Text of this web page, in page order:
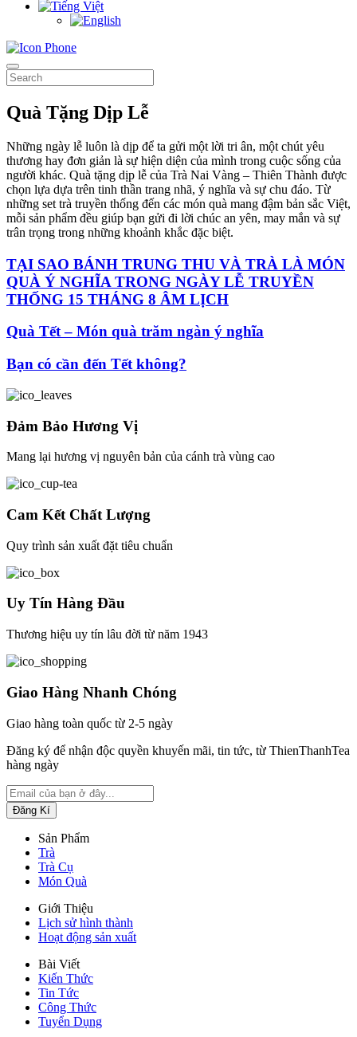
Quà Tặng Dịp Lễ
Những ngày lễ luôn là dịp để ta gửi một lời tri ân, một chút yêu
thương hay đơn giản là sự hiện diện của mình trong cuộc sống của
người khác. Quà tặng dịp lễ của Trà Nai Vàng – Thiên Thành được
chọn lựa dựa trên tinh thần trang nhã, ý nghĩa và sự chu đáo. Từ
những set trà truyền thống đến các món quà mang đậm bản sắc Việt,
mỗi sản phẩm đều giúp bạn gửi đi lời chúc an yên, may mắn và sự
trân trọng trong những khoảnh khắc đặc biệt.
TẠI SAO BÁNH TRUNG THU VÀ TRÀ LÀ MÓN
QUÀ Ý NGHĨA TRONG NGÀY LỄ TRUYỀN
THỐNG 15 THÁNG 8 ÂM LỊCH
Quà Tết – Món quà trăm ngàn ý nghĩa
Bạn có cần đến Tết không?
Đảm Bảo Hương Vị
Mang lại hương vị nguyên bản của cánh trà vùng cao
Cam Kết Chất Lượng
Quy trình sản xuất đặt tiêu chuẩn
Uy Tín Hàng Đầu
Thương hiệu uy tín lâu đời từ năm 1943
Giao Hàng Nhanh Chóng
Giao hàng toàn quốc từ 2-5 ngày
Đăng ký để nhận độc quyền khuyến mãi, tin tức, từ ThienThanhTea
hàng ngày
Sản Phẩm
Trà
Trà Cụ
Món Quà
Giới Thiệu
Lịch sử hình thành
Hoạt động sản xuất
Bài Viết
Kiến Thức
Tin Tức
Công Thức
Tuyển Dụng